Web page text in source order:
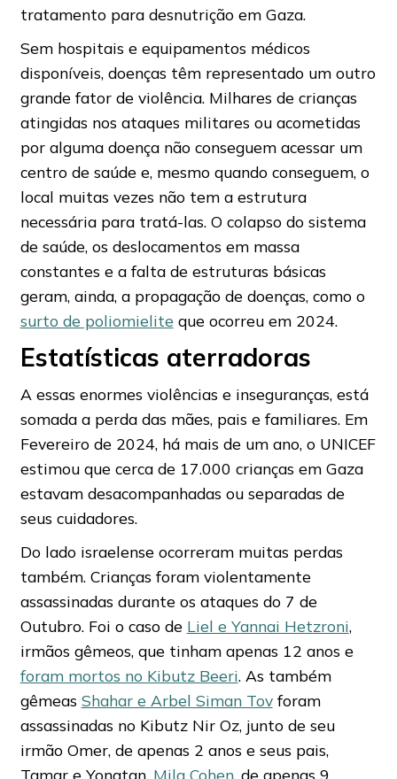
tratamento para desnutrição em Gaza.
Sem hospitais e equipamentos médicos
disponíveis, doenças têm representado um outro
grande fator de violência. Milhares de crianças
atingidas nos ataques militares ou acometidas
por alguma doença não conseguem acessar um
centro de saúde e, mesmo quando conseguem, o
local muitas vezes não tem a estrutura
necessária para tratá-las. O colapso do sistema
de saúde, os deslocamentos em massa
constantes e a falta de estruturas básicas
geram, ainda, a propagação de doenças, como o
surto de poliomielite que ocorreu em 2024.
Estatísticas aterradoras
A essas enormes violências e inseguranças, está
somada a perda das mães, pais e familiares. Em
Fevereiro de 2024, há mais de um ano, o UNICEF
estimou que cerca de 17.000 crianças em Gaza
estavam desacompanhadas ou separadas de
seus cuidadores.
Do lado israelense ocorreram muitas perdas
também. Crianças foram violentamente
assassinadas durante os ataques do 7 de
Outubro. Foi o caso de Liel e Yannai Hetzroni,
irmãos gêmeos, que tinham apenas 12 anos e
foram mortos no Kibutz Beeri. As também
gêmeas Shahar e Arbel Siman Tovforam
assassinadas no Kibutz Nir Oz, junto de seu
irmão Omer, de apenas 2 anos e seus pais,
Tamar e Yonatan. Mila Cohen, de apenas 9